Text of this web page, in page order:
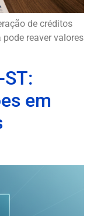
de créditos
reaver valores
ST:
em